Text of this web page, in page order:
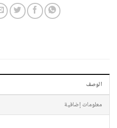
الوصف
معلومات إضافية